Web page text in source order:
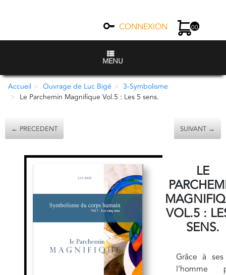
CONNEXION 00
MENU
Accueil Ouvrage de Luc Bigé
3-Symbolisme
Le Parchemin Magnifique Vol.5 : Les 5 sens.
← PRECEDENT SUIVANT →
LE
VOL.5 :
SENS.
Grâce à
l’homme